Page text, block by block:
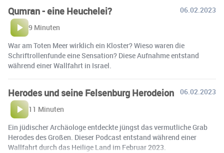
Qumran - eine Heuchelei?
06.02.2023
9 Minuten
War am Toten Meer wirklich ein Kloster? Wieso waren die
Schriftrollenfunde eine Sensation? Diese Aufnahme entstand
während einer Wallfahrt in Israel.
Herodes und seine Felsenburg Herodeion
06.02.2023
11 Minuten
Ein jüdischer Archäologe entdeckte jüngst das vermutliche Grab
Herodes des Großen. Dieser Podcast entstand während einer
Wallfahrt durch das Heilige Land im Februar 2023.